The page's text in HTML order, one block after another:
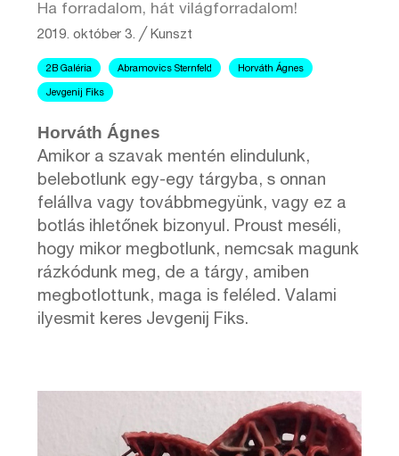
Ha forradalom, hát világforradalom!
2019. október 3. ╱ Kunszt
2B Galéria Abramovics Sternfeld Horváth Ágnes
Jevgenij Fiks
Horváth Ágnes
Amikor a szavak mentén elindulunk,
belebotlunk egy-egy tárgyba, s onnan
felállva vagy továbbmegyünk, vagy ez a
botlás ihletőnek bizonyul. Proust meséli,
hogy mikor megbotlunk, nemcsak magunk
rázkódunk meg, de a tárgy, amiben
megbotlottunk, maga is feléled. Valami
ilyesmit keres Jevgenij Fiks.